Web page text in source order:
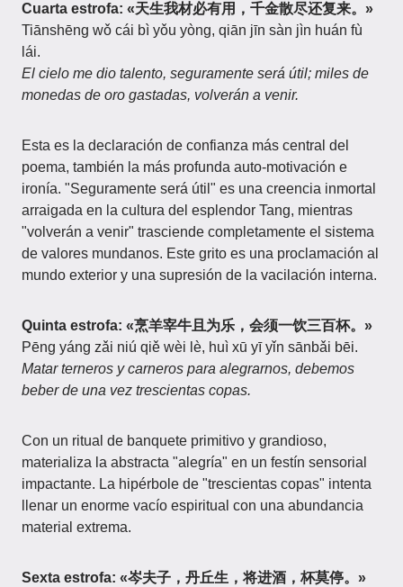
Cuarta estrofa: «天生我材必有用，千金散尽还复来。»
Tiānshēng wǒ cái bì yǒu yòng, qiān jīn sàn jìn huán fù
lái.
El cielo me dio talento, seguramente será útil; miles de
monedas de oro gastadas, volverán a venir.
Esta es la declaración de confianza más central del
poema, también la más profunda auto-motivación e
ironía. "Seguramente será útil" es una creencia inmortal
arraigada en la cultura del esplendor Tang, mientras
"volverán a venir" trasciende completamente el sistema
de valores mundanos. Este grito es una proclamación al
mundo exterior y una supresión de la vacilación interna.
Quinta estrofa: «烹羊宰牛且为乐，会须一饮三百杯。»
Pēng yáng zǎi niú qiě wèi lè, huì xū yī yǐn sānbǎi bēi.
Matar terneros y carneros para alegrarnos, debemos
beber de una vez trescientas copas.
Con un ritual de banquete primitivo y grandioso,
materializa la abstracta "alegría" en un festín sensorial
impactante. La hipérbole de "trescientas copas" intenta
llenar un enorme vacío espiritual con una abundancia
material extrema.
Sexta estrofa: «岑夫子，丹丘生，将进酒，杯莫停。»